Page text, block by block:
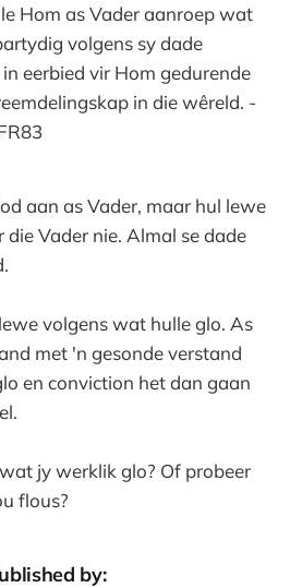
Hom as Vader aanroep wat
volgens sy dade
eerbied vir Hom gedurende
in die wêreld. -
aan as Vader, maar hul lewe
die Vader nie. Almal se dade
volgens wat hulle glo. As
met 'n gesonde verstand
en conviction het dan gaan
jy werklik glo? Of probeer
flous?
by: